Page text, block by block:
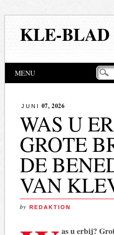
KLE-BLAD
Hoofdmenu
MENU
JUNI 07, 2026
WAS U
GROTE
DE
VAN
by REDAKTION
as u erbij?